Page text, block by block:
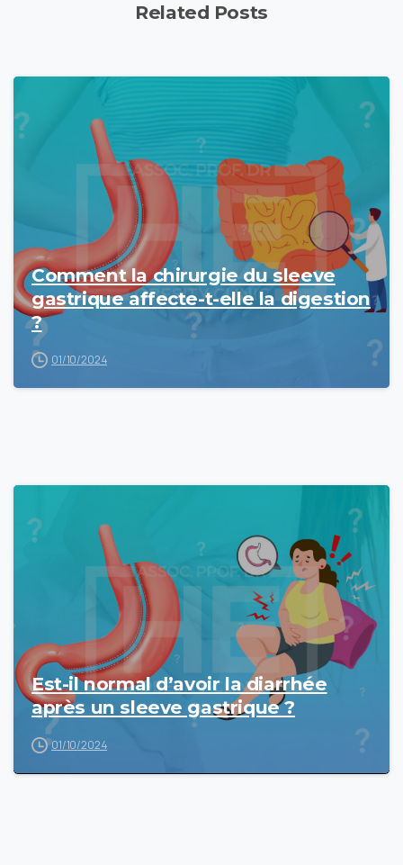
Related Posts
Comment la chirurgie du sleeve
gastrique affecte-t-elle la digestion
?
01/10/2024
Est-il normal d’avoir la diarrhée
après un sleeve gastrique ?
01/10/2024